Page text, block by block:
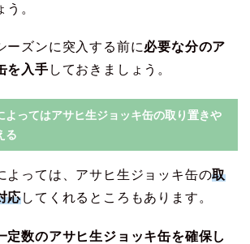
う。
ーズンに突入する前に必要な分のア
を入手 しておきましょう。
よってはアサヒ生ジョッキ缶の取り置きや
る
よっては、アサヒ生ジョッキ缶の取
応してくれるところもあります。
定数のアサヒ生ジョッキ缶を確保し